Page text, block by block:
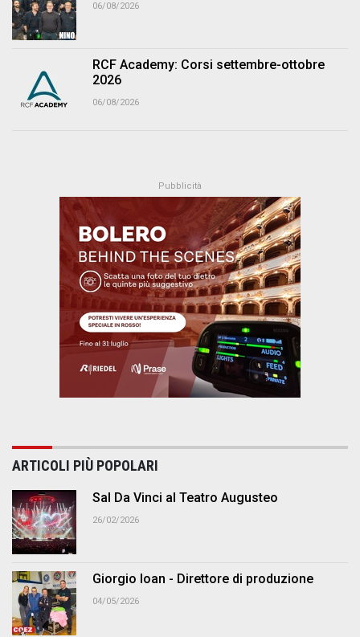
06/08/2026
RCF Academy: Corsi settembre-ottobre
2026
06/08/2026
ARTICOLI PIÙ POPOLARI
Sal Da Vinci al Teatro Augusteo
26/02/2026
Giorgio Ioan - Direttore di produzione
04/05/2026